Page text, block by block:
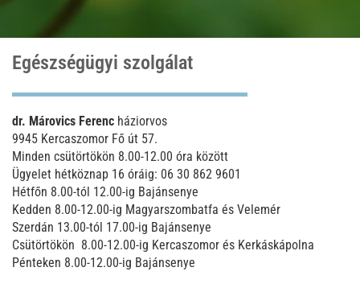
Egészségügyi szolgálat
dr. Márovics Ferenc háziorvos
9945 Kercaszomor Fő út 57.
Minden csütörtökön 8.00-12.00 óra között
Ügyelet hétköznap 16 óráig: 06 30 862 9601
Hétfőn 8.00-tól 12.00-ig Bajánsenye
Kedden 8.00-12.00-ig Magyarszombatfa és Velemér
Szerdán 13.00-tól 17.00-ig Bajánsenye
Csütörtökön 8.00-12.00-ig Kercaszomor és Kerkáskápolna
Pénteken 8.00-12.00-ig Bajánsenye